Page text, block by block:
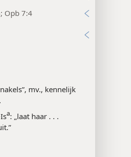
Opb 7:4
mv., kennelijk
a: „laat haar . . .